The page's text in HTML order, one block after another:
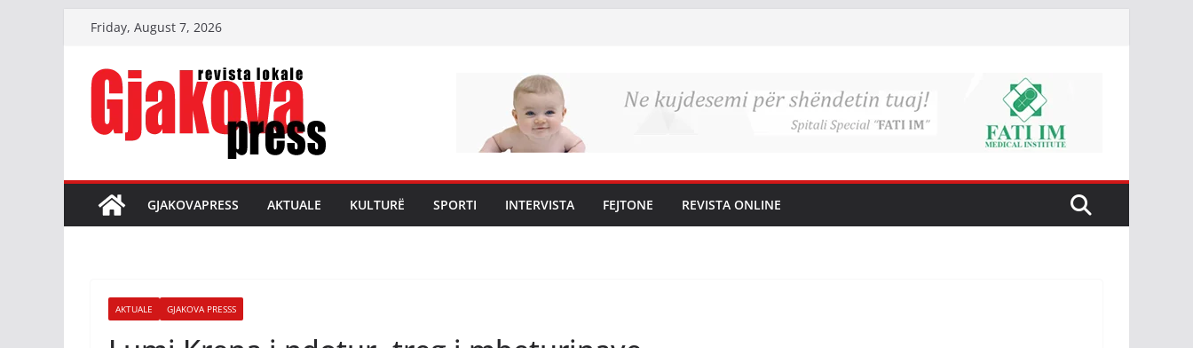
content
Friday, August 7, 2026
GJAKOVAPRESS AKTUALE KULTURË SPORTI INTERVISTA FEJTONE REVISTA ONLINE
AKTUALE GJAKOVA PRESSS